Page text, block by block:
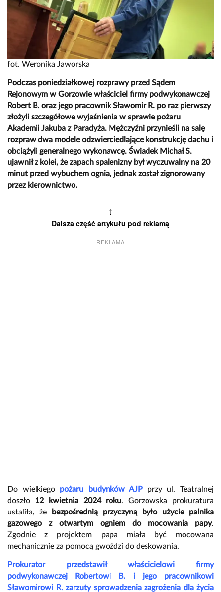
fot. Weronika Jaworska
Podczas poniedziałkowej rozprawy przed Sądem
Rejonowym w Gorzowie właściciel firmy podwykonawczej
Robert B. oraz jego pracownik Sławomir R. po raz pierwszy
złożyli szczegółowe wyjaśnienia w sprawie pożaru
Akademii Jakuba z Paradyża. Mężczyźni przynieśli na salę
rozpraw dwa modele odzwierciedlające konstrukcję dachu i
obciążyli generalnego wykonawcę. Świadek Michał S.
ujawnił z kolei, że zapach spalenizny był wyczuwalny na 20
minut przed wybuchem ognia, jednak został zignorowany
przez kierownictwo.
↕
Dalsza część artykułu pod reklamą
REKLAMA
Do wielkiego pożaru budynków AJP przy ul. Teatralnej
doszło 12 kwietnia 2024 roku. Gorzowska prokuratura
ustaliła, że
bezpośrednią przyczyną było użycie palnika
gazowego z otwartym ogniem do mocowania papy.
Zgodnie z projektem papa miała być mocowana
mechanicznie za pomocą gwoździ do deskowania.
Prokurator przedstawił właścicielowi firmy
podwykonawczej Robertowi B. i jego pracownikowi
Sławomirowi R. zarzuty sprowadzenia zagrożenia dla życia